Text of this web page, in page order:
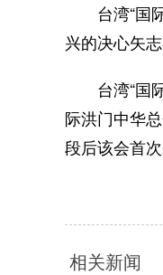
台湾“国际
兴的决心矢
台湾“国际
际洪门中华
段后该会首次
相关新闻